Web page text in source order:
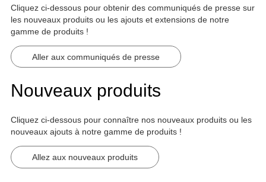
Cliquez ci-dessous pour obtenir des communiqués de presse sur
les nouveaux produits ou les ajouts et extensions de notre
gamme de produits !
Aller aux communiqués de presse
Nouveaux produits
Cliquez ci-dessous pour connaître nos nouveaux produits ou les
nouveaux ajouts à notre gamme de produits !
Allez aux nouveaux produits